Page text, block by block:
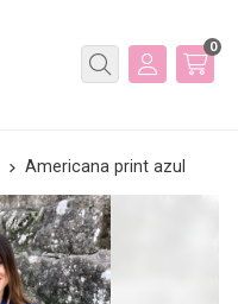
Buscar
0
Americana print azul